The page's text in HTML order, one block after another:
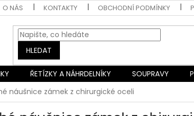
O NÁS KONTAKTY OBCHODNÍ PODMÍNKY
HLEDAT
ŘETÍZKY A NÁHRDELNÍKY SOUPRAVY
náušnice zámek z chirurgické oceli